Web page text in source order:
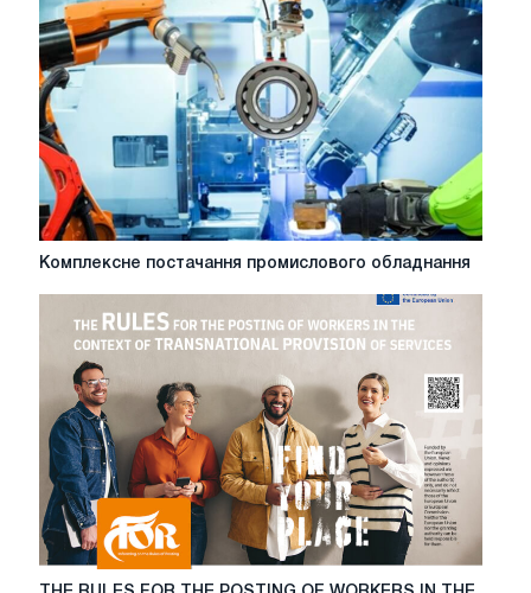
Комплексне
обладнання
Комплексне постачання промислового обладнання
THE